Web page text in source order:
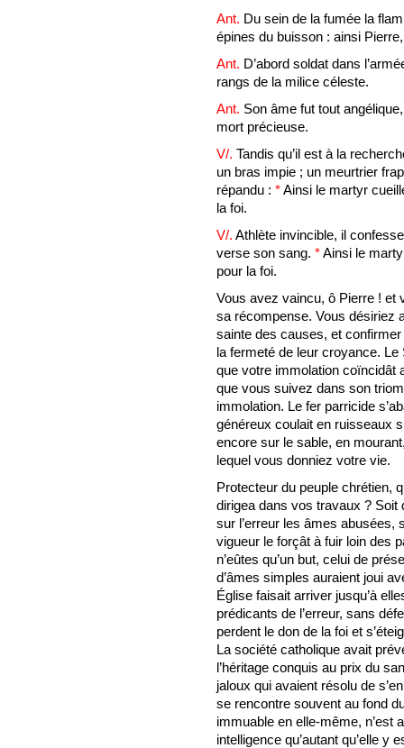
Ant. Du sein de la fumée la
épines du buisson : ainsi
Ant. D’abord soldat dans
rangs de la milice céleste.
Ant. Son âme fut tout
mort précieuse.
V/. Tandis qu’il est à la
un bras impie ; un meurtrier
répandu : *Ainsi le martyr
la foi.
V/. Athlète invincible, il
verse son sang. *Ainsi le
pour la foi.
Vous avez vaincu, ô Pierre ! et
sa récompense. Vous désiriez
sainte des causes, et
la fermeté de leur croyance.
que votre immolation coïncidât
que vous suivez dans son
immolation. Le fer parricide
généreux coulait en ruisseaux
encore sur le sable, en
lequel vous donniez votre vie.
Protecteur du peuple chrétien,
dirigea dans vos travaux ? Soit
sur l’erreur les âmes abusées,
vigueur le forçât à fuir loin des
n’eûtes qu’un but, celui de
d’âmes simples auraient joui
Église faisait arriver jusqu’à
prédicants de l’erreur, sans
perdent le don de la foi et
La société catholique avait
l’héritage conquis au prix du
jaloux qui avaient résolu de
se rencontre souvent au fond
immuable en elle-même, n’est
intelligence qu’autant qu’elle y